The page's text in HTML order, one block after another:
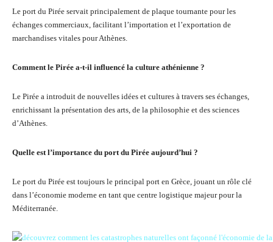
Le port du Pirée servait principalement de plaque tournante pour les
échanges commerciaux, facilitant l’importation et l’exportation de
marchandises vitales pour Athènes.
Comment le Pirée a-t-il influencé la culture athénienne ?
Le Pirée a introduit de nouvelles idées et cultures à travers ses échanges,
enrichissant la présentation des arts, de la philosophie et des sciences
d’Athènes.
Quelle est l’importance du port du Pirée aujourd’hui ?
Le port du Pirée est toujours le principal port en Grèce, jouant un rôle clé
dans l’économie moderne en tant que centre logistique majeur pour la
Méditerranée.